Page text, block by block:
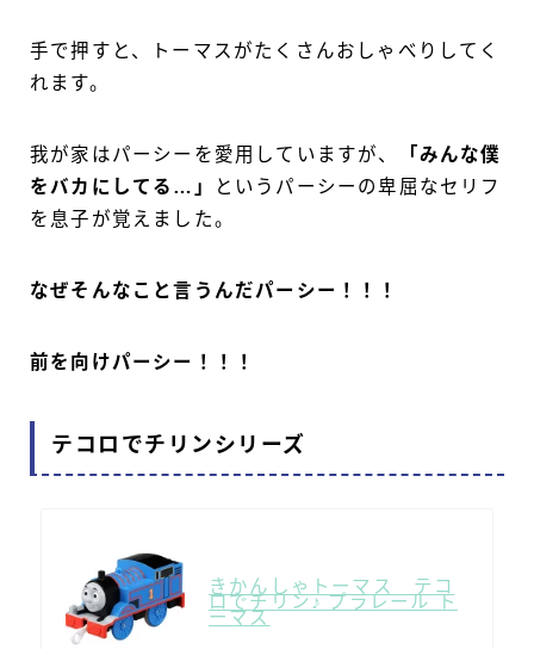
手で押すと、トーマスがたくさんおしゃべりしてく
れます。
我が家はパーシーを愛用していますが、
「みんな僕
をバカにしてる…」
というパーシーの卑屈なセリフ
を息子が覚えました。
なぜそんなこと言うんだパーシー！！！
前を向けパーシー！！！
テコロでチリンシリーズ
きかんしゃトーマス テコ
ロでチリン♪ プラレール ト
ーマス